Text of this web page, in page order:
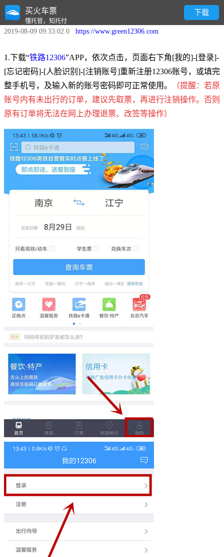
买火车票
懂托管，知托付
下载
注销12306账号的方法
2019-08-09 09:33:02.0 https://www.green12306.com
1.下载“铁路12306”APP，依次点击，页面右下角[我的]-[登录]-
[忘记密码]-[人脸识别]-[注销账号]重新注册12306账号，或填完
整手机号，及输入新的账号密码即可正常使用。
（提醒：若原
账号内有未出行的订单，建议先取票，再进行注销操作。否则
原有订单将无法在网上办理退票、改签等操作）